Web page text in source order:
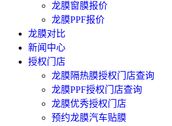
龙膜窗膜报价
龙膜PPF报价
龙膜对比
新闻中心
授权门店
龙膜隔热膜授权门店查询
龙膜PPF授权门店查询
龙膜优秀授权门店
预约龙膜汽车贴膜